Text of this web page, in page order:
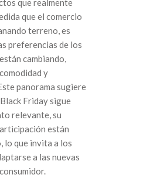
que realmente
que el comercio
terreno, es
preferencias de los
cambiando,
y
panorama sugiere
Friday sigue
relevante, su
están
lo que invita a los
a las nuevas